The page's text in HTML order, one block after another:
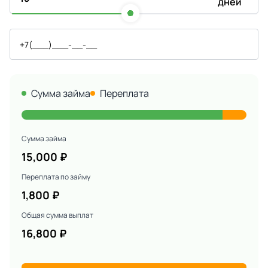
Сумма займа Переплата
Сумма займа
15,000 ₽
Переплата по займу
1,800 ₽
Общая сумма выплат
16,800 ₽